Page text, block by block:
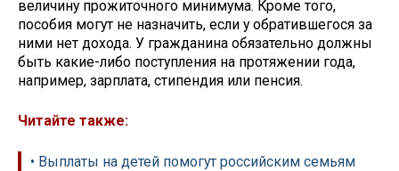
величину прожиточного минимума. Кроме того,
пособия могут не назначить, если у обратившегося за
ними нет дохода. У гражданина обязательно должны
быть какие-либо поступления на протяжении года,
например, зарплата, стипендия или пенсия.
Читайте также:
• Выплаты на детей помогут российским семьям